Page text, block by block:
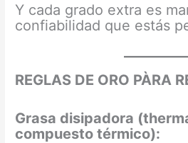
Y cada grado extra es
confiabilidad que estás
REGLAS DE ORO PÀRA
Grasa disipadora
compuesto térmico):